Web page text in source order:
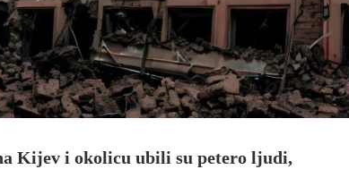
Kijev i okolicu ubili su petero ljudi,